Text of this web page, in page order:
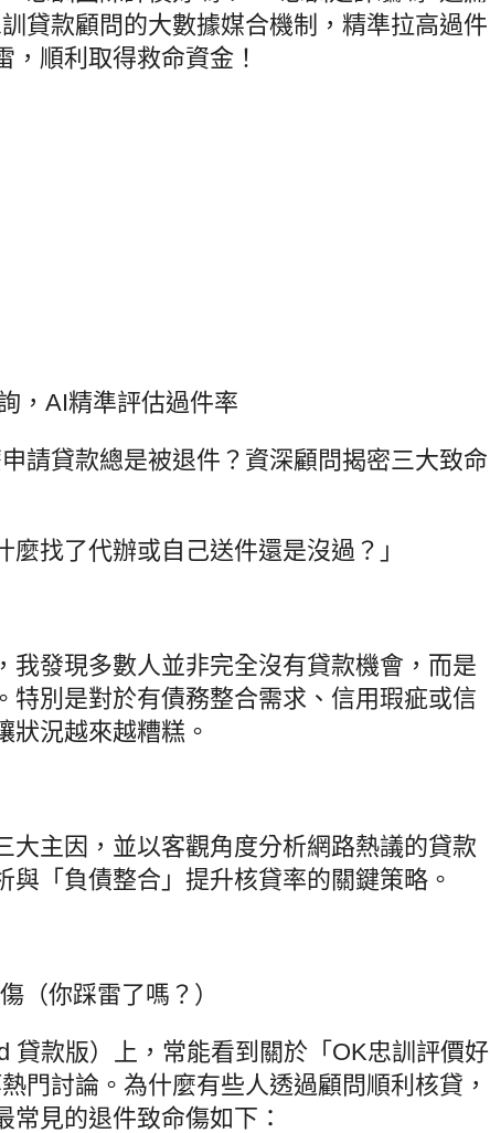
貸款顧問的大數據媒合機制，精準拉高過件
順利取得救命資金！
，AI精準評估過件率
請貸款總是被退件？資深顧問揭密三大致命
找了代辦或自己送件還是沒過？」
我發現多數人並非完全沒有貸款機會，而是
特別是對於有債務整合需求、信用瑕疵或信
狀況越來越糟糕。
大主因，並以客觀角度分析網路熱議的貸款
與「負債整合」提升核貸率的關鍵策略。
（你踩雷了嗎？）
貸款版）上，常能看到關於「OK忠訓評價好
門討論。為什麼有些人透過顧問順利核貸，
見的退件致命傷如下：